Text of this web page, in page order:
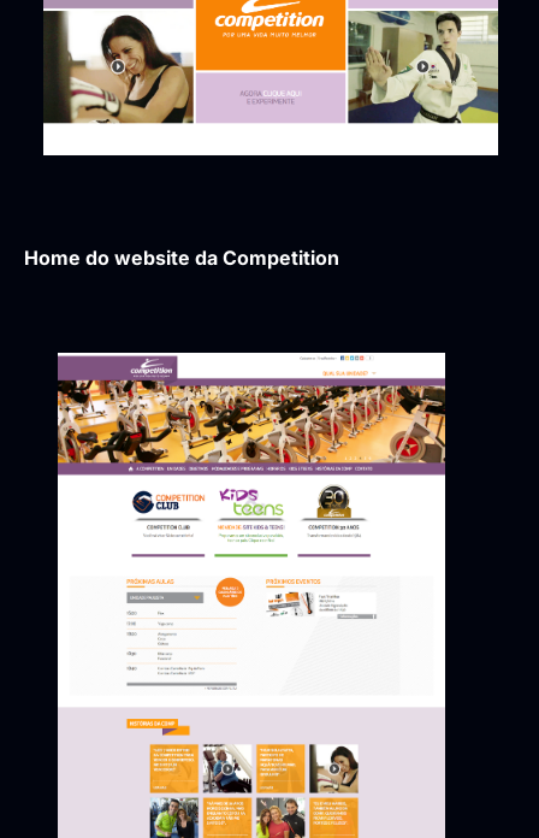
Home do website da Competition